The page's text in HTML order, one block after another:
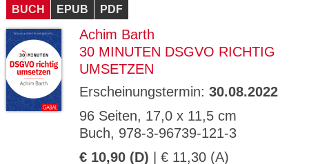
BUCH EPUB PDF
Achim Barth
30 MINUTEN DSGVO RICHTIG
UMSETZEN
Erscheinungstermin: 30.08.2022
96 Seiten, 17,0 x 11,5 cm
Buch, 978-3-96739-121-3
€ 10,90 (D) | € 11,30 (A)